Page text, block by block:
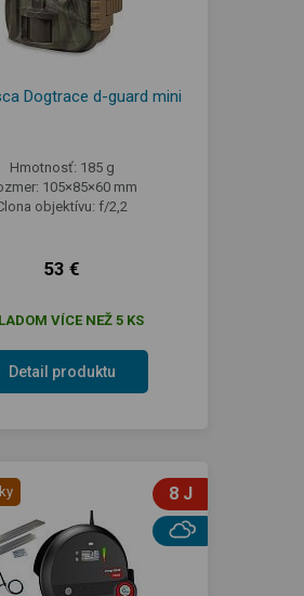
Dogtrace d-guard mini
Hmotnosť: 185 g
105×85×60 mm
objektívu: f/2,2
53 €
VÍCE NEŽ 5 KS
Detail produktu
8 J